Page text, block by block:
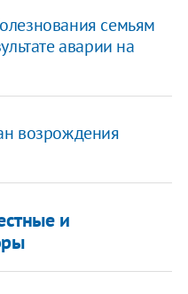
семьям
аварии на
возрождения
и